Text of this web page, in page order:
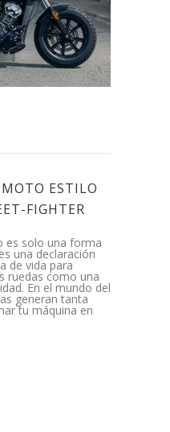
ESTILO
FIGHTER
es solo una forma
una declaración
de vida para
ruedas como una
En el mundo del
generan tanta
tu máquina en